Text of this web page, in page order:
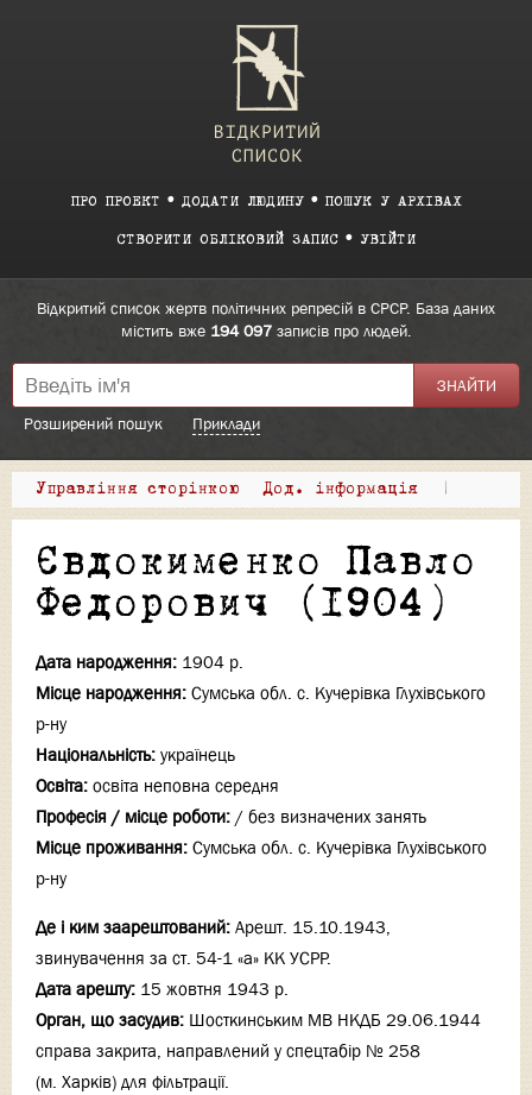
ПРО ПРОЕКТ ДОДАТИ ЛЮДИНУ ПОШУК У АРХІВАХ
СТВОРИТИ ОБЛІКОВИЙ ЗАПИС УВІЙТИ
Відкритий список жертв політичних репресій в СРСР. База даних
містить вже 194 097записів про людей.
Розширений пошук Приклади
Управління сторінкою Дод. інформація |
Євдокименко Павло
Федорович (1904)
Дата народження: 1904 р.
Місце народження: Сумська обл. с. Кучерівка Глухівського
р-ну
Національність: українець
Освіта: освіта неповна середня
Професія / місце роботи: / без визначених занять
Місце проживання: Сумська обл. с. Кучерівка Глухівського
р-ну
Де і ким заарештований: Арешт. 15.10.1943,
звинувачення за ст. 54-1 «а» КК УСРР.
Дата арешту: 15 жовтня 1943 р.
Орган, що засудив: Шосткинським МВ НКДБ 29.06.1944
справа закрита, направлений у спецтабір № 258
(м. Харків) для фільтрації.